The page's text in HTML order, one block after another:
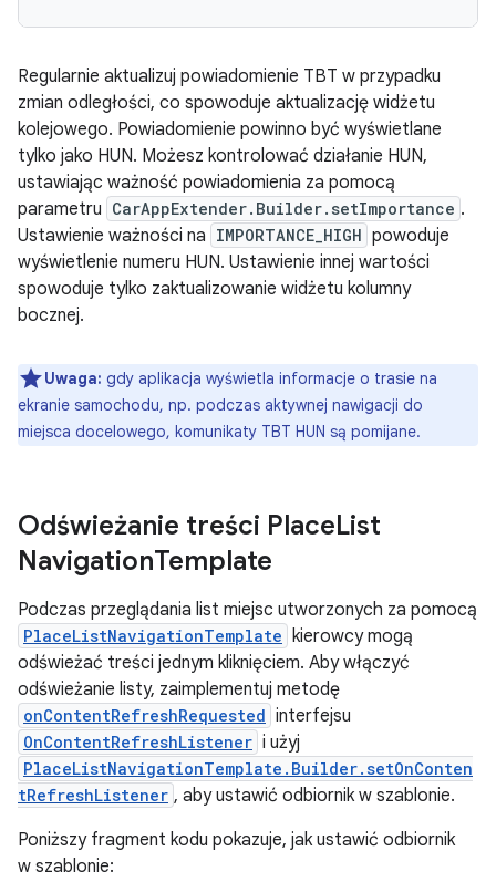
Regularnie aktualizuj powiadomienie TBT w przypadku
zmian odległości, co spowoduje aktualizację widżetu
kolejowego. Powiadomienie powinno być wyświetlane
tylko jako HUN. Możesz kontrolować działanie HUN,
ustawiając ważność powiadomienia za pomocą
parametru CarAppExtender.Builder.setImportance .
Ustawienie ważności na IMPORTANCE_HIGH powoduje
wyświetlenie numeru HUN. Ustawienie innej wartości
spowoduje tylko zaktualizowanie widżetu kolumny
bocznej.
Uwaga: gdy aplikacja wyświetla informacje o trasie na
ekranie samochodu, np. podczas aktywnej nawigacji do
miejsca docelowego, komunikaty TBT HUN są pomijane.
Odświeżanie treści PlaceList
NavigationTemplate
Podczas przeglądania list miejsc utworzonych za pomocą
PlaceListNavigationTemplate
kierowcy mogą
odświeżać treści jednym kliknięciem. Aby włączyć
odświeżanie listy, zaimplementuj metodę
onContentRefreshRequested interfejsu
OnContentRefreshListener i użyj
PlaceListNavigationTemplate.Builder.setOnConten
tRefreshListener , aby ustawić odbiornik w szablonie.
Poniższy fragment kodu pokazuje, jak ustawić odbiornik
w szablonie: